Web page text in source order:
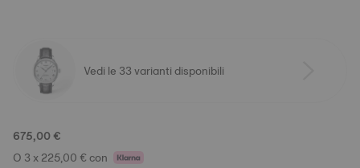
Vedi le 33 varianti disponibili
675,00 €
O 3 x 225,00 € con